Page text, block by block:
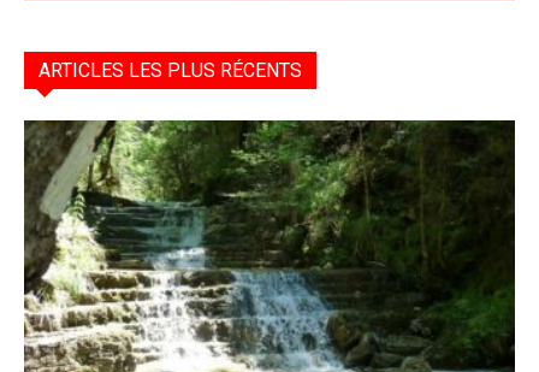
ARTICLES LES PLUS RÉCENTS